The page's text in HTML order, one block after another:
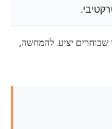
שבוחרים יציע. להמחשה,